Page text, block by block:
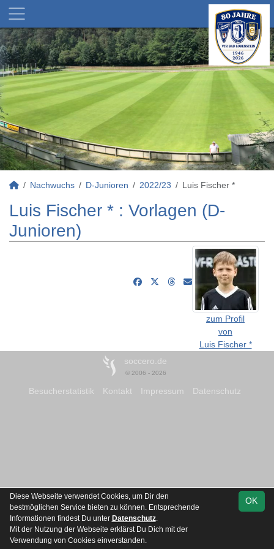
Nachwuchs D-Junioren 2022/23 Luis Fischer *
Luis Fischer * : Vorlagen (D-
Junioren)
zum Profil
von
Luis Fischer *
soccero.de
© 2006 - 2026
Besucherstatistik Kontakt Impressum Datenschutz
OK
Diese Webseite verwendet Cookies, um Dir den
bestmöglichen Service bieten zu können. Entsprechende
Informationen findest Du unter Datenschutz.
Mit der Nutzung der Webseite erklärst Du Dich mit der
Verwendung von Cookies einverstanden.